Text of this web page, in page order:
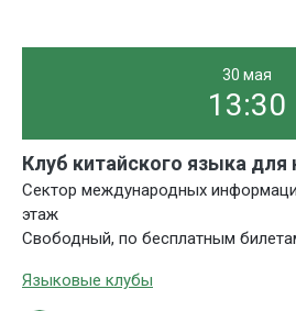
30 мая
13:30
Клуб китайского языка
Сектор международных
этаж
Свободный, по бесплатным
Языковые клубы